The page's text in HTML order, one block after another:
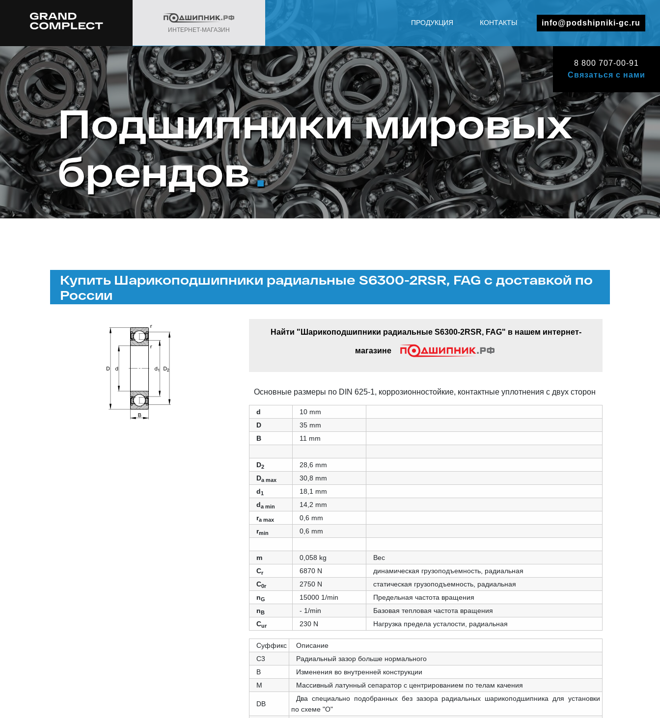
ИНТЕРНЕТ-МАГАЗИН
8 800 707-00-91
Связаться с нами
info@podshipniki-gc.ru
ПРОДУКЦИЯ КОНТАКТЫ
Подшипники мировых
брендов.
Купить Шарикоподшипники радиальные S6300-2RSR, FAG с доставкой по
России
Найти "Шарикоподшипники радиальные S6300-2RSR, FAG" в нашем интернет-
магазине
Основные размеры по DIN 625-1, коррозионностойкие, контактные уплотнения с двух сторон
d
10 mm
D
35 mm
B
11 mm
D2
28,6 mm
Da max
30,8 mm
d1
18,1 mm
da min
14,2 mm
ra max
0,6 mm
rmin 0,6 mm
m 0,058 kg
Вес
Cr 6870 N
динамическая грузоподъемность, радиальная
C0r 2750 N
статическая грузоподъемность, радиальная
nG 15000 1/min
Предельная частота вращения
nB - 1/min
Базовая тепловая частота вращения
Cur 230 N Нагрузка предела усталости, радиальная
Суффикс
Описание
C3
Радиальный зазор больше нормального
B
Изменения во внутренней конструкции
M
Массивный латунный сепаратор с центрированием по телам качения
DB
Два специально подобранных без зазора радиальных шарикоподшипника для установки
по схеме "О"